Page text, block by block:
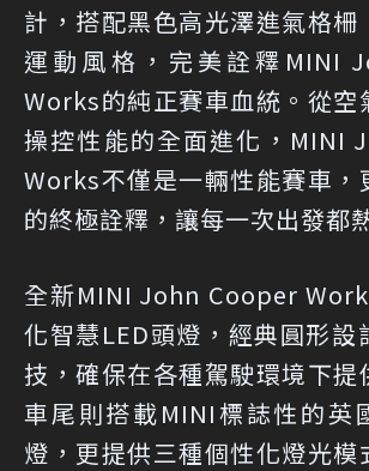
計，搭配黑色高光澤進氣格柵
運動風格，完美詮釋MINI
Works的純正賽車血統。從空
操控性能的全面進化，MINI
Works不僅是一輛性能賽車，
的終極詮釋，讓每一次出發都
全新MINI John Cooper
化智慧LED頭燈，經典圓形設
技，確保在各種駕駛環境下提
車尾則搭載MINI標誌性的英
燈，更提供三種個性化燈光模